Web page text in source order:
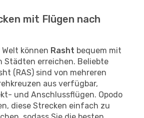
mit Flügen nach
können Rasht bequem mit
Städten erreichen. Beliebte
(RAS) sind von mehreren
aus verfügbar,
und Anschlussflügen. Opodo
diese Strecken einfach zu